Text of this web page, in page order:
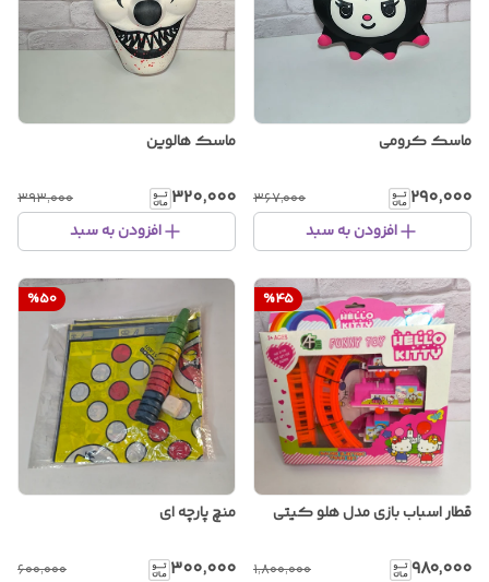
ماسک کرومی
۲۹۰٬۰۰۰ ۳۶۷٬۰۰۰
افزودن به سبد
ماسک هالوین
۳۲۰٬۰۰۰ ۳۹۳٬۰۰۰
افزودن به سبد
%45
قطار اسباب بازی مدل هلو کیتی
۹۸۰٬۰۰۰ ۱٬۸۰۰٬۰۰۰
%50
منچ پارچه ای
۳۰۰٬۰۰۰ ۶۰۰٬۰۰۰